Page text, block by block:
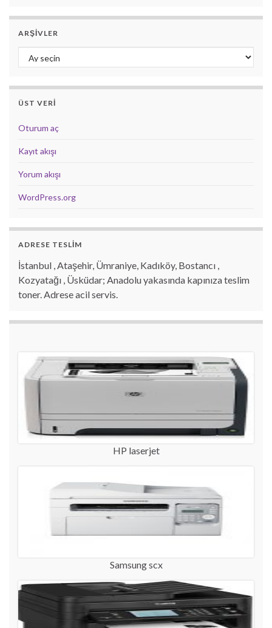
ARŞIVLER
Arşivler
ÜST VERI
Oturum aç
Kayıt akışı
Yorum akışı
WordPress.org
ADRESE TESLİM
İstanbul , Ataşehir, Ümraniye, Kadıköy, Bostancı ,
Kozyatağı , Üsküdar; Anadolu yakasında kapınıza teslim
toner. Adrese acil servis.
HP laserjet
Samsung scx